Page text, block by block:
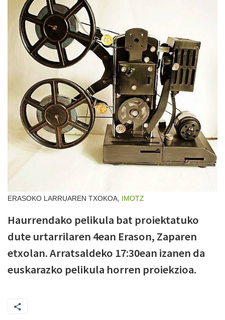
ERASOKO LARRUAREN TXOKOA, IMOTZ
Haurrendako pelikula bat proiektatuko
dute urtarrilaren 4ean Erason, Zaparen
etxolan. Arratsaldeko 17:30ean izanen da
euskarazko pelikula horren proiekzioa.